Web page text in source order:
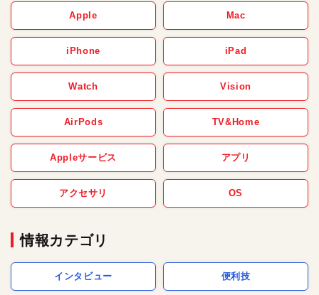
Apple Mac
iPhone iPad
Watch Vision
AirPods TV&Home
Appleサービス アプリ
アクセサリ OS
情報カテゴリ
インタビュー 便利技